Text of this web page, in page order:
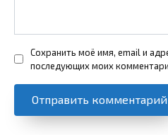
Сохранить моё имя, email и
последующих моих